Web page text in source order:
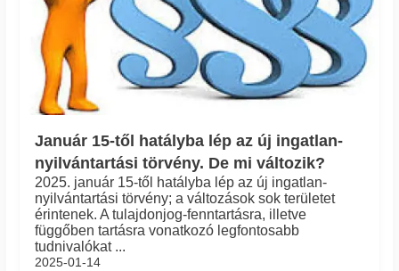
Január 15-től hatályba lép az új ingatlan-
nyilvántartási törvény. De mi változik?
2025. január 15-től hatályba lép az új ingatlan-
nyilvántartási törvény; a változások sok területet
érintenek. A tulajdonjog-fenntartásra, illetve
függőben tartásra vonatkozó legfontosabb
tudnivalókat ...
2025-01-14